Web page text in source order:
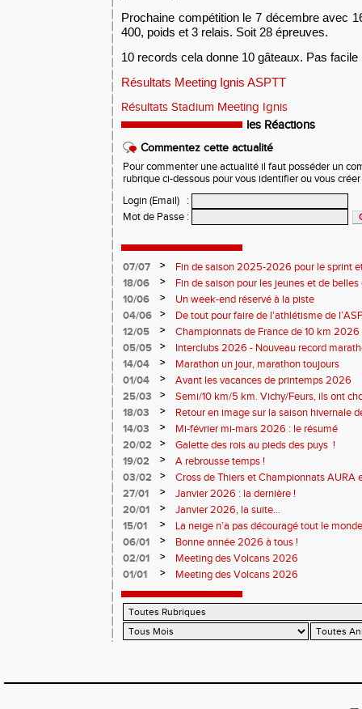
Prochaine compétition le 7 décembre avec
400, poids et 3 relais. Soit 28 épreuves.
10 records cela donne 10 gâteaux. Pas
Résultats Meeting Ignis ASPTT
Résultats Stadium Meeting Ignis
les Réactions
Commentez cette actualité
Pour commenter une actualité il faut posséder un
rubrique ci-dessous pour vous identifier ou vous
Login (Email)
:
Mot de Passe :
07/07 >
Fin de saison 2025-2026 pour le sprint
18/06
>
Fin de saison pour les jeunes et de
10/06
>
Un week-end réservé à la piste
04/06
>
De tout pour faire de l'athlétisme de
monde souriant
12/05 >
Championnats de France de 10 km
Soirées piste
05/05 >
Interclubs 2026 - Nouveau record
résultats
14/04 >
Marathon un jour, marathon toujours
01/04
>
Avant les vacances de printemps 2026
25/03
>
Semi/10 km/5 km. Vichy/Feurs, ils ont
18/03
>
Retour en image sur la saison hivernale
14/03
>
Mi-février mi-mars 2026 : le résumé
20/02
>
Galette des rois au pieds des puys !
19/02
>
A rebrousse temps !
03/02
>
Cross de Thiers et Championnats AURA
27/01
>
Janvier 2026 : la dernière !
20/01
>
Janvier 2026, la suite...
15/01
>
La neige n’a pas découragé tout le
06/01
>
Bonne année 2026 à tous !
02/01
>
Meeting des Volcans 2026
01/01
> Meeting des Volcans 2026